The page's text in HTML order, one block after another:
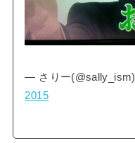
— さりー(@sally_ism)
2015